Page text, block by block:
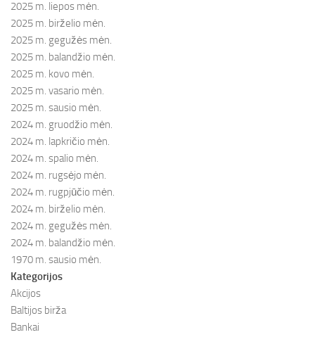
2025 m. liepos mėn.
2025 m. birželio mėn.
2025 m. gegužės mėn.
2025 m. balandžio mėn.
2025 m. kovo mėn.
2025 m. vasario mėn.
2025 m. sausio mėn.
2024 m. gruodžio mėn.
2024 m. lapkričio mėn.
2024 m. spalio mėn.
2024 m. rugsėjo mėn.
2024 m. rugpjūčio mėn.
2024 m. birželio mėn.
2024 m. gegužės mėn.
2024 m. balandžio mėn.
1970 m. sausio mėn.
Kategorijos
Akcijos
Baltijos birža
Bankai